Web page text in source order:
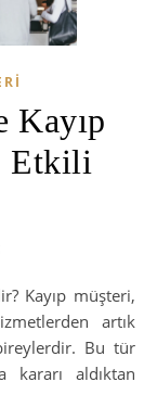
Kayıp
Etkili
artık
Bu tür
kararı aldıktan